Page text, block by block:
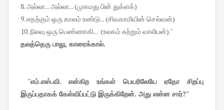
8. அல்லா... அல்லா... (முகமது பின் துக்ளக்)
9. எதற்கும் ஒரு காலம் உண்டு... (சிவகாமியின் செல்வன்)
10. நிலவு ஒரு பெண்ணாகி... (உலகம் சுற்றும் வாலிபன்).''
தலத்தெரு பாலு, காரைக்கால்.
''எம்.எஸ்.வி. என்கிற உங்கள் பெயரிலேயே ஏதோ சிறப்பு
இருப்பதாகக் கேள்விப்பட்டு இருக்கிறேன். அது என்ன சார்?''